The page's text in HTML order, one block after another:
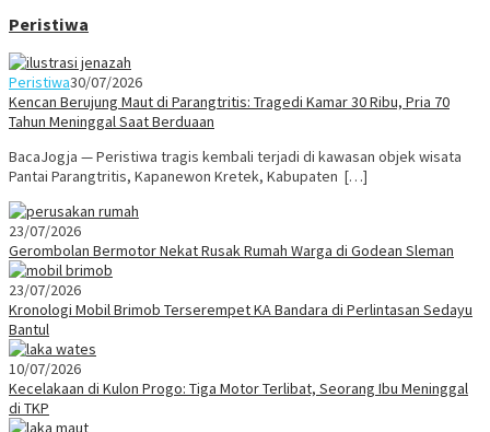
Peristiwa
Peristiwa30/07/2026
Kencan Berujung Maut di Parangtritis: Tragedi Kamar 30 Ribu, Pria 70
Tahun Meninggal Saat Berduaan
BacaJogja — Peristiwa tragis kembali terjadi di kawasan objek wisata
Pantai Parangtritis, Kapanewon Kretek, Kabupaten […]
23/07/2026
Gerombolan Bermotor Nekat Rusak Rumah Warga di Godean Sleman
23/07/2026
Kronologi Mobil Brimob Terserempet KA Bandara di Perlintasan Sedayu
Bantul
10/07/2026
Kecelakaan di Kulon Progo: Tiga Motor Terlibat, Seorang Ibu Meninggal
di TKP